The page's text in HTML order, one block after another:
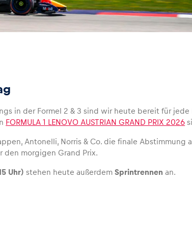
in der Formel 2 & 3 sind wir heute bereit für jede
FORMULA 1 LENOVO AUSTRIAN GRAND PRIX 2026
Antonelli, Norris & Co. die finale Abstimmung
den morgigen Grand Prix.
Uhr) stehen heute außerdemSprintrennen an.